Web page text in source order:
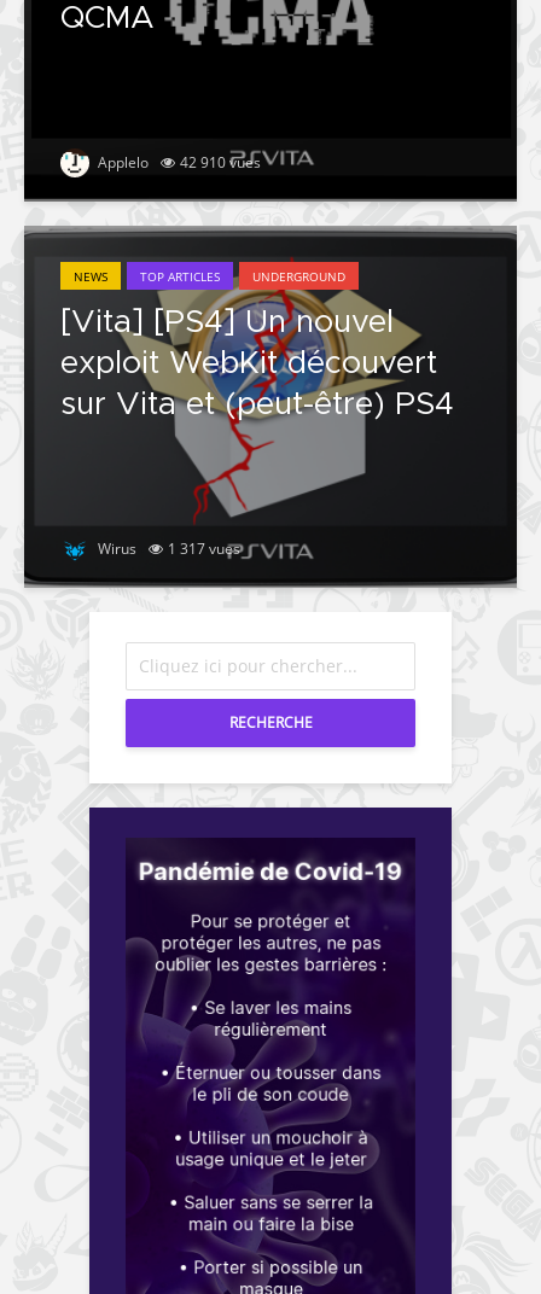
QCMA
Applelo 42 910 vues
NEWS TOP ARTICLES UNDERGROUND
[Vita] [PS4] Un nouvel
exploit WebKit découvert
sur Vita et (peut-être) PS4
Wirus 1 317 vues
RECHERCHE